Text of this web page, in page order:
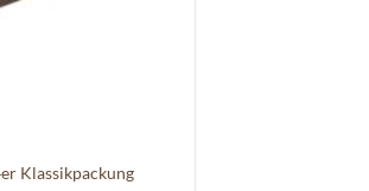
Klassikpackung